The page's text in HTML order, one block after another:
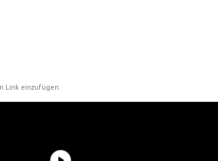
Link einzufügen.